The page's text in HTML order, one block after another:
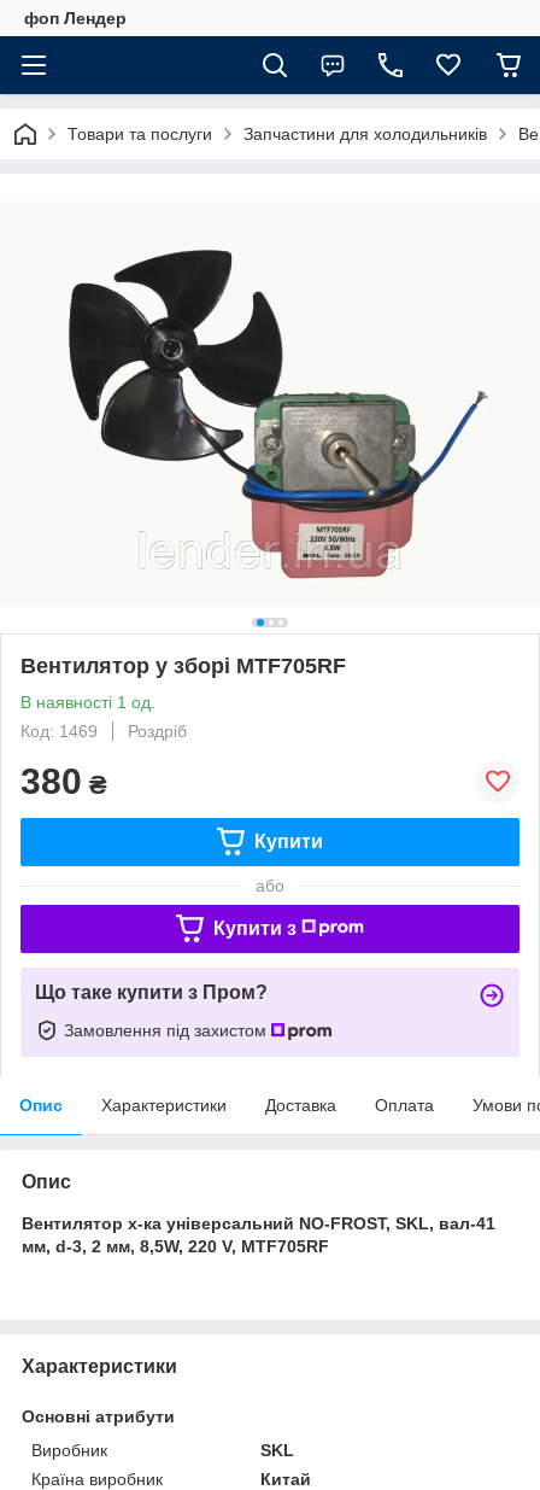
фоп Лендер
Товари та послуги Запчастини для холодильників
Вентилятор у зборі MTF705RF
В наявності 1 од.
Код: 1469
Роздріб
380 ₴
Купити
або
Купити з
Що таке купити з Пром?
Замовлення під захистом
Опис Характеристики Доставка Оплата Умови
Опис
Вентилятор х-ка універсальний NO-FROST, SKL, вал-41
мм, d-3, 2 мм, 8,5W, 220 V, MTF705RF
Характеристики
Основні атрибути
Виробник
SKL
Країна виробник
Китай